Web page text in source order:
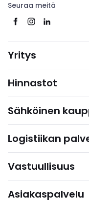
Seuraa meitä
Yritys
Hinnastot
Sähköinen
Logistiikan
Vastuullisuus
Asiakaspalvelu